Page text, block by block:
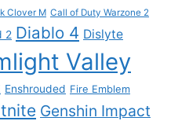
Clover M Call of Duty Warzone 2
2 Diablo 4 Dislyte
Valley
Enshrouded Fire Emblem
Genshin Impact